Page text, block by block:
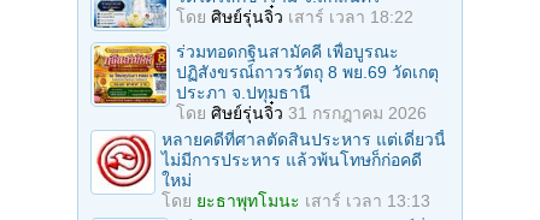
โดย ศิษย์รุ่นจิ๋ว เสาร์ เวลา 18:22
ร่วมทอดกฐินสามัคคี เพื่อบูรณะ
ปฏิสังขรณ์ถาวรวัตถุ 8 พย.69 วัดเกตุ
ประภา จ.ปทุมธานี
โดย ศิษย์รุ่นจิ๋ว 31 กรกฎาคม 2026
หลายคดีที่ศาลตัดสินประหาร แต่เดี๋ยวนี้
ไม่มีการประหาร แล้วพ้นโทษก็ก่อคดี
ใหม่
โดย ยะธาพุทโมนะ เสาร์ เวลา 13:13